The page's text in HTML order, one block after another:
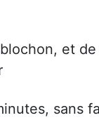
et
sans